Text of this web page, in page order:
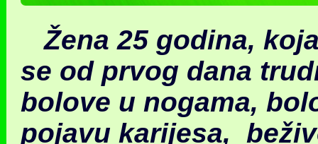
Žena 25 godina,
se od prvog dana
bolove u nogama,
pojavu karijesa,